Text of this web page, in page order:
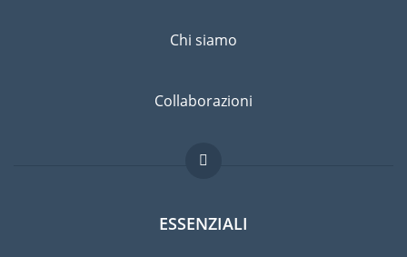
Chi siamo
Collaborazioni
ESSENZIALI